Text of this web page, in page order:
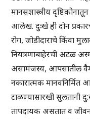
मानसशास्त्रीय
आलेख. दुःखे ही दोन
रोग, जोडीदाराचे किंवा
नियंत्रणाबाहेरची अटळ
असामंजस्य, आपसातील
नकारात्मक मानवनिर्मित
टाळण्यासारखी सुलतानी
तापदायक असतात व